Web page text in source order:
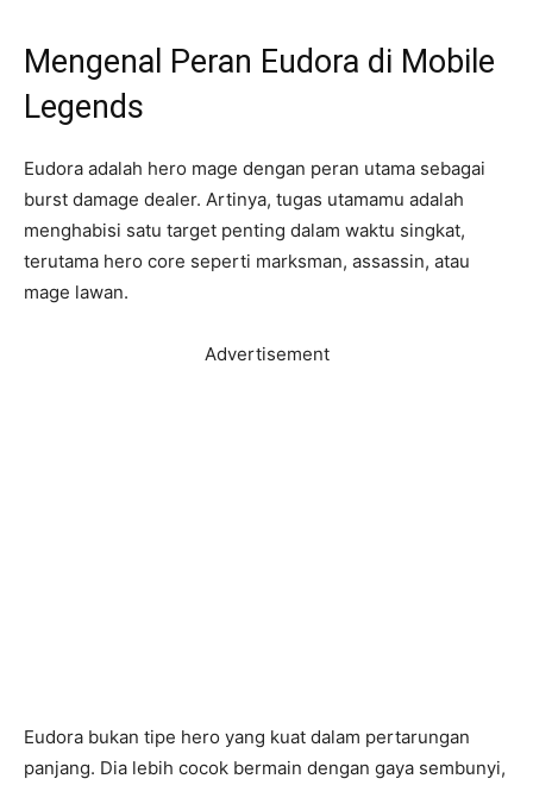
Mengenal Peran Eudora di Mobile
Legends
Eudora adalah hero mage dengan peran utama sebagai
burst damage dealer. Artinya, tugas utamamu adalah
menghabisi satu target penting dalam waktu singkat,
terutama hero core seperti marksman, assassin, atau
mage lawan.
Advertisement
Eudora bukan tipe hero yang kuat dalam pertarungan
panjang. Dia lebih cocok bermain dengan gaya sembunyi,